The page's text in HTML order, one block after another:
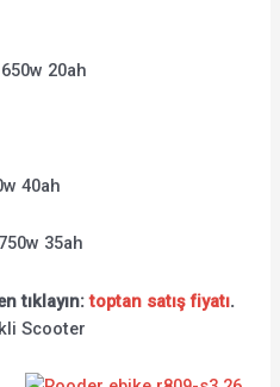
20ah
40ah
750w 35ah
tıklayın:toptan satış fiyatı.
Scooter